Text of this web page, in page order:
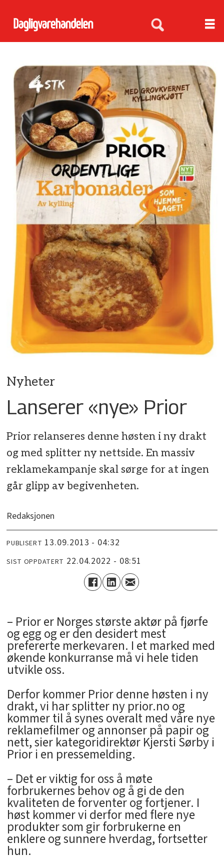
Nyheter
Lanserer «nye» Prior
Prior relanseres denne høsten i ny drakt
og med splitter ny nettside. En massiv
reklamekampanje skal sørge for at ingen
går glipp av begivenheten.
Redaksjonen
PUBLISERT 13.09.2013 - 04:32
SIST OPPDATERT 22.04.2022 - 08:51
– Prior er Norges største aktør på fjørfe
og egg og er den desidert mest
prefererte merkevaren. I et marked med
økende konkurranse må vi hele tiden
utvikle oss.
Derfor kommer Prior denne høsten i ny
drakt, vi har splitter ny prior.no og
kommer til å synes overalt med våre nye
reklamefilmer og annonser på papir og
nett, sier kategoridirektør Kjersti Sørby i
Prior i en pressemelding.
– Det er viktig for oss å møte
forbrukernes behov og å gi de den
kvaliteten de forventer og fortjener. I
høst kommer vi derfor med flere nye
produkter som gir forbrukerne en
enklere og sunnere hverdag, fortsetter
hun.